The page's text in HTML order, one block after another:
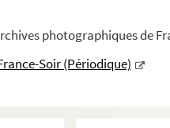
photographiques de
Soir (Périodique)
: URSS (Moscou)
Gaby